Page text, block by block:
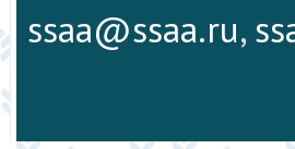
ssaa@ssaa.ru,